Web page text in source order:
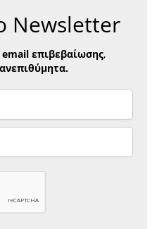
Newsletter
email επιβεβαίωσης,
ανεπιθύμητα.